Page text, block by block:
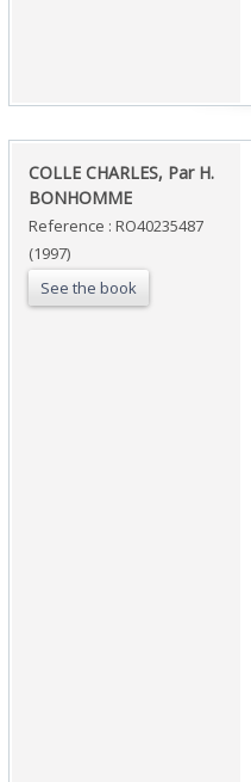
‎COLLE CHARLES, Par H.
BONHOMME‎
Reference : RO40235487
(1997)
See the book